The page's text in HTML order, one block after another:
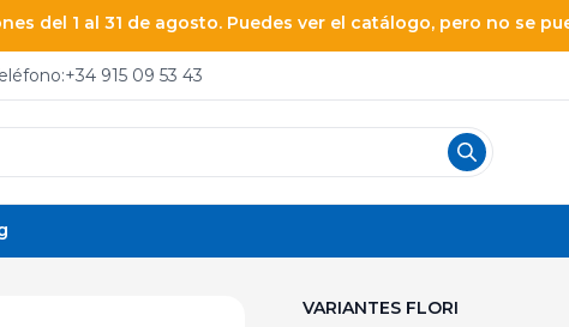
del 1 al 31 de agosto. Puedes ver el catálogo, pero no se
+34 915 09 53 43
VARIANTES FLORI